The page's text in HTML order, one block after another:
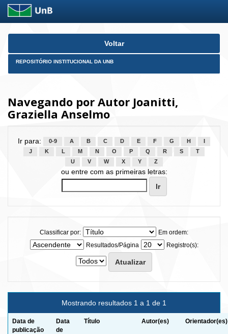
Skip
Voltar
REPOSITÓRIO INSTITUCIONAL DA UNB
Navegando por Autor Joanitti,
Graziella Anselmo
Ir para: 0-9 A B C D E F G H
J
K L M N O P Q R S
T
U
V W X Y Z
ou entre com as primeiras letras:
Classificar por:
Em ordem:
Resultados/Página
Registro(s):
Mostrando resultados 1 a 1 de 1
Data de
publicação
Data
de
Título Autor(es) Orientador(es)